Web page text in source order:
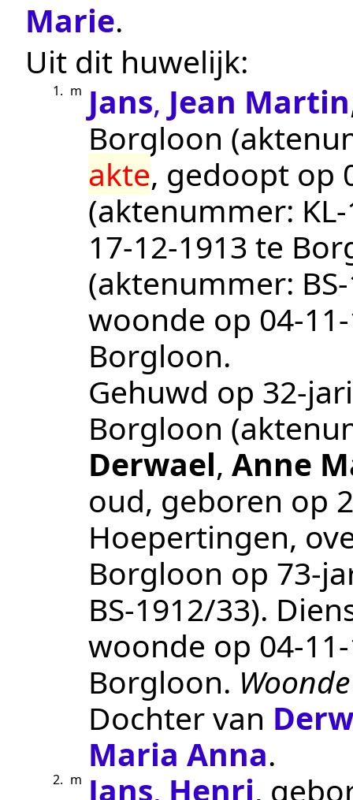
Marie.
Uit dit huwelijk:
1. m Jans, Jean Martin
Borgloon
akte, gedoopt op
(aktenummer:
17‑12‑1913 te
(aktenummer:
woonde op
Borgloon.
Gehuwd op 32-
Borgloon
Derwael, Anne
oud, geboren op
Hoepertingen,
Borgloon op 73-
BS-1912/33).
woonde op
Borgloon.
Dochter van
Maria Anna.
2. m Jans, Henri,